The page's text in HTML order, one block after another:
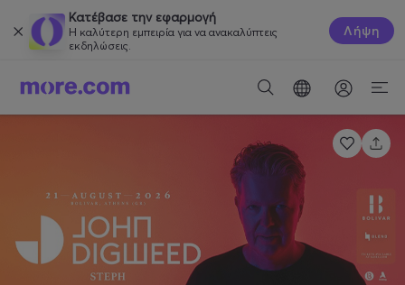
Κατέβασε την εφαρμογή
Η καλύτερη εμπειρία για να ανακαλύπτεις
εκδηλώσεις.
Λήψη